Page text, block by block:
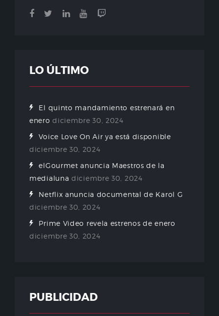
LO ÚLTIMO
El quinto mandamiento estrenará en
enero diciembre 30, 2024
Voice Love On Air ya está disponible
diciembre 30, 2024
elGourmet anuncia Maestros de la
medialuna diciembre 30, 2024
Netflix anuncia documental de Karol G
diciembre 30, 2024
Prime Video revela estrenos de enero
diciembre 30, 2024
PUBLICIDAD